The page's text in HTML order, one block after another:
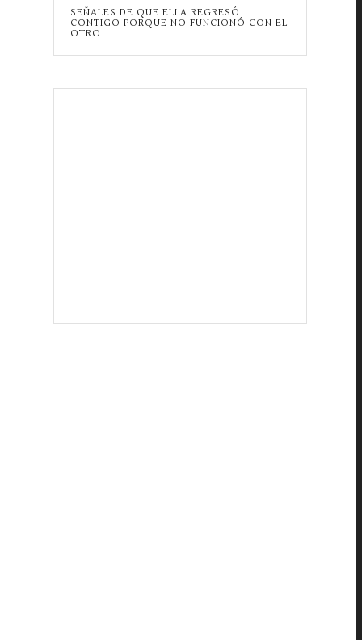
SEÑALES DE QUE ELLA REGRESÓ
CONTIGO PORQUE NO FUNCIONÓ CON EL
OTRO